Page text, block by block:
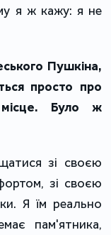
я ж кажу: я не
Пушкіна,
просто про
Було ж
зі своєю
зі своєю
Я їм реально
пам'ятника,